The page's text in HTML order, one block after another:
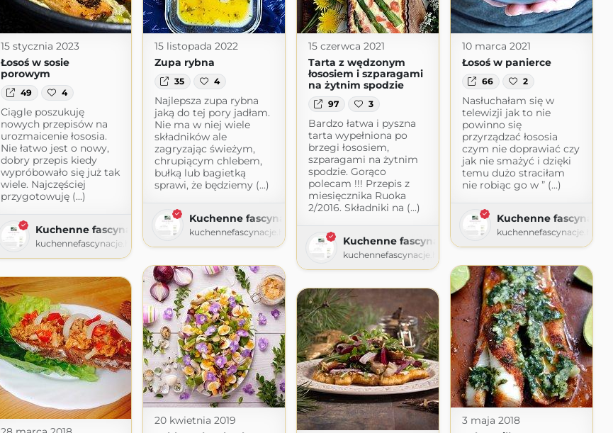
15 stycznia 2023
Łosoś w sosie
porowym
49 4
Ciągle poszukuję
nowych przepisów na
urozmaicenie łososia.
Nie łatwo jest o nowy,
dobry przepis kiedy
wypróbowało się już tak
wiele. Najczęściej
przygotowuję (...)
Kuchenne fascynacje
kuchennefascynacje.home.blog
15 listopada 2022
Zupa rybna
35 4
Najlepsza zupa rybna
jaką do tej pory jadłam.
Nie ma w niej wiele
składników ale
zagryzając świeżym,
chrupiącym chlebem,
bułką lub bagietką
sprawi, że będziemy (...)
Kuchenne fascynacje
kuchennefascynacje.home.blog
15 czerwca 2021
Tarta z wędzonym
łososiem i szparagami
na żytnim spodzie
97 3
Bardzo łatwa i pyszna
tarta wypełniona po
brzegi łososiem,
szparagami na żytnim
spodzie. Gorąco
polecam !!! Przepis z
miesięcznika Ruoka
2/2016. Składniki na (...)
Kuchenne fascynacje
kuchennefascynacje.home.blog
10 marca 2021
Łosoś w panierce
66 2
Nasłuchałam się w
telewizji jak to nie
powinno się
przyrządzać łososia
czym nie doprawiać czy
jak nie smażyć i dzięki
temu dużo straciłam
nie robiąc go w ” (...)
Kuchenne fascynacje
20 kwietnia 2019
3 maja 2018